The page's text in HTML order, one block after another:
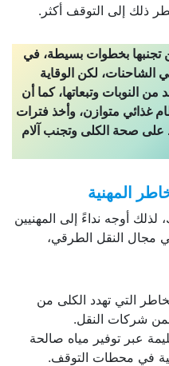
ذلك إلى التوقف أكثر.
تجنبها بخطوات بسيطة، في
لكن الوقاية
النوبات وتبعاتها، كما أن
غذائي متوازن، وأخذ فترات
على صحة الكلى وتجنب آلام
المهنية
أوجه نداءً إلى المهنيين
مجال النقل الطرقي،
التي تهدد الكلى من
شركات النقل.
عبر توفير مياه صالحة
في محطات التوقف.